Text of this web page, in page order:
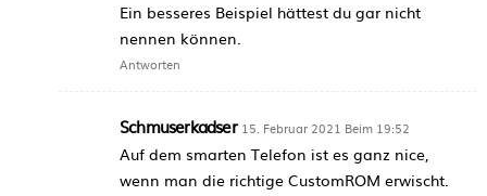
Ein besseres Beispiel hättest du gar nicht
nennen können.
Antworten
Schmuserkadser 15. Februar 2021 Beim 19:52
Auf dem smarten Telefon ist es ganz nice,
wenn man die richtige CustomROM erwischt.